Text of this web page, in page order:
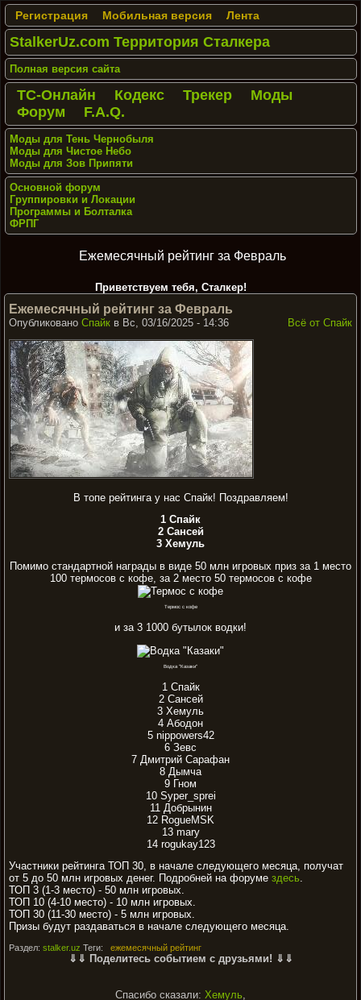
Регистрация Мобильная версия Лента
StalkerUz.com Территория Сталкера
Полная версия сайта
ТС-Онлайн Кодекс Трекер
Моды
Форум
F.A.Q.
Моды для Тень Чернобыля
Моды для Чистое Небо
Моды для Зов Припяти
Основной форум
Группировки и Локации
Программы и Болталка
ФРПГ
Ежемесячный рейтинг за Февраль
Приветствуем тебя, Сталкер!
Ежемесячный рейтинг за Февраль
Всё от Спайк
Опубликовано Спайк в Вс, 03/16/2025 - 14:36
В топе рейтинга у нас Спайк! Поздравляем!
1 Спайк
2 Сансей
3 Хемуль
Помимо стандартной награды в виде 50 млн игровых приз за 1 место
100 термосов с кофе, за 2 место 50 термосов с кофе
Термос с кофе
и за 3 1000 бутылок водки!
Водка "Казаки"
1 Спайк
2 Сансей
3 Хемуль
4 Абодон
5 nippowers42
6 Зевс
7 Дмитрий Сарафан
8 Дымча
9 Гном
10 Syper_sprei
11 Добрынин
12 RogueMSK
13 mary
14 rogukay123
Участники рейтинга ТОП 30, в начале следующего месяца, получат
от 5 до 50 млн игровых денег. Подробней на форуме здесь.
ТОП 3 (1-3 место) - 50 млн игровых.
ТОП 10 (4-10 место) - 10 млн игровых.
ТОП 30 (11-30 место) - 5 млн игровых.
Призы будут раздаваться в начале следующего месяца.
Раздел: stalker.uz Теги: ежемесячный рейтинг
⇓⇓ Поделитесь событием с друзьями! ⇓⇓
Спасибо сказали: Хемуль,